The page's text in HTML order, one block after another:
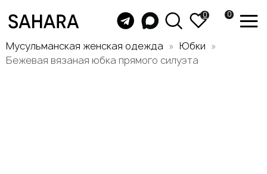
0
Мусульманская женская одежда
Юбки
Бежевая вязаная юбка прямого силуэта